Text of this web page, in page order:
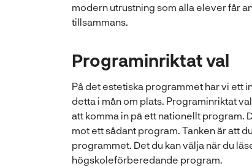
modern utrustning som alla elever får
tillsammans.
Programinriktat val
På det estetiska programmet har vi ett
detta i mån om plats. Programinriktat
att komma in på ett nationellt program.
mot ett sådant program. Tanken är att
programmet. Det du kan välja när du
högskoleförberedande program.